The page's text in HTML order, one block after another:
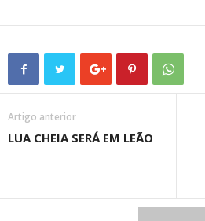
Artigo anterior
LUA CHEIA SERÁ EM LEÃO